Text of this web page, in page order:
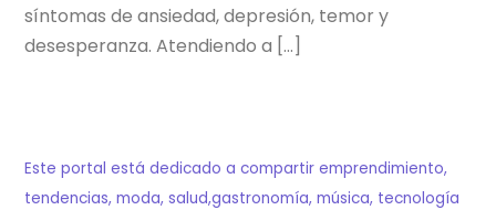
síntomas de ansiedad, depresión, temor y
desesperanza. Atendiendo a […]
Este portal está dedicado a compartir emprendimiento,
tendencias, moda, salud,gastronomía, música, tecnología